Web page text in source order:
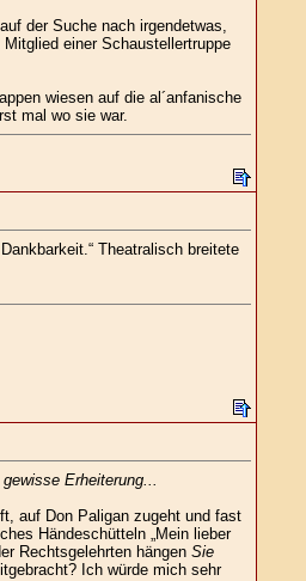
der Suche nach irgendetwas,
einer Schaustellertruppe
wiesen auf die al´anfanische
mal wo sie war.
Theatralisch breitete
Erheiterung...
auf Don Paligan zugeht und fast
Händeschütteln „Mein lieber
Rechtsgelehrten hängen Sie
Ich würde mich sehr